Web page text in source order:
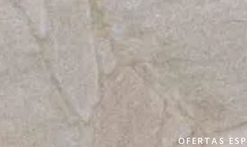
OFERTAS